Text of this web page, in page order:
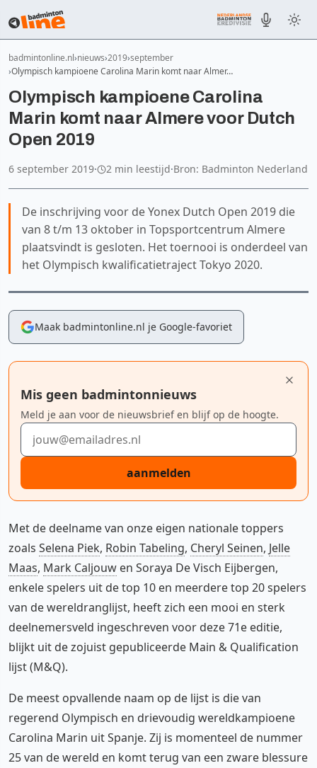
badmintonline.nl nieuws 2019 september
Olympisch kampioene Carolina Marin komt naar Almer…
Olympisch kampioene Carolina
Marin komt naar Almere voor Dutch
Open 2019
6 september 2019· 2 min leestijd·Bron: Badminton Nederland
De inschrijving voor de Yonex Dutch Open 2019 die
van 8 t/m 13 oktober in Topsportcentrum Almere
plaatsvindt is gesloten. Het toernooi is onderdeel van
het Olympisch kwalificatietraject Tokyo 2020.
Maak badmintonline.nl je Google-favoriet
Mis geen badmintonnieuws
Meld je aan voor de nieuwsbrief en blijf op de hoogte.
E-mailadres
aanmelden
Met de deelname van onze eigen nationale toppers
zoals Selena Piek, Robin Tabeling, Cheryl Seinen, Jelle
Maas, Mark Caljouw en Soraya De Visch Eijbergen,
enkele spelers uit de top 10 en meerdere top 20 spelers
van de wereldranglijst, heeft zich een mooi en sterk
deelnemersveld ingeschreven voor deze 71e editie,
blijkt uit de zojuist gepubliceerde Main & Qualification
lijst (M&Q).
De meest opvallende naam op de lijst is die van
regerend Olympisch en drievoudig wereldkampioene
Carolina Marin uit Spanje. Zij is momenteel de nummer
25 van de wereld en komt terug van een zware blessure